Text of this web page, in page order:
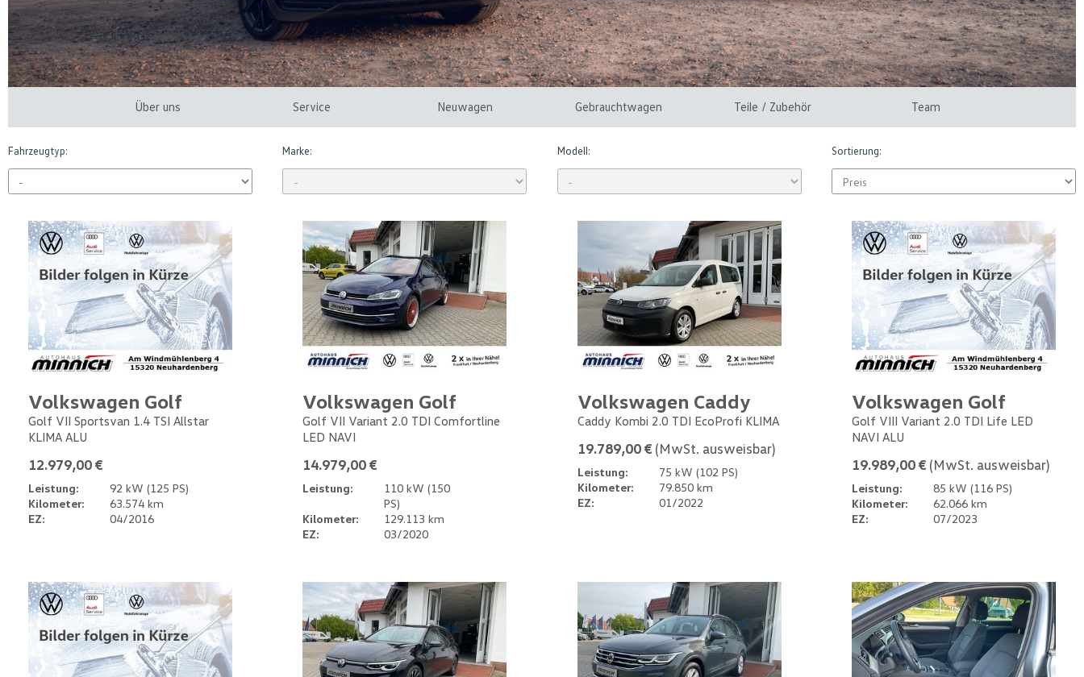
Über uns Service Neuwagen Gebrauchtwagen Teile / Zubehör Team
Fahrzeugtyp: Marke: Modell: Sortierung:
Volkswagen Golf
Golf VII Sportsvan 1.4 TSI Allstar
KLIMA ALU
12.979,00 €
Leistung:
92 kW (125 PS)
Kilometer:
63.574 km
EZ:
04/2016
Volkswagen Golf
Golf VII Variant 2.0 TDI Comfortline
LED NAVI
14.979,00 €
Leistung:
110 kW (150
PS)
Kilometer:
129.113 km
EZ:
03/2020
Volkswagen Caddy
Caddy Kombi 2.0 TDI EcoProfi KLIMA
19.789,00 € (MwSt. ausweisbar)
Leistung:
75 kW (102 PS)
Kilometer:
79.850 km
EZ:
01/2022
Volkswagen Golf
Golf VIII Variant 2.0 TDI Life LED
NAVI ALU
19.989,00 € (MwSt. ausweisbar)
Leistung:
85 kW (116 PS)
Kilometer:
62.066 km
EZ:
07/2023